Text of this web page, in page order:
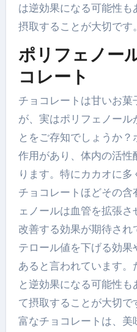
は逆効果になる可能性
摂取することが大切です。
ポリフェノー
コレート
チョコレートは甘いお
が、実はポリフェノー
とをご存知でしょうか
作用があり、体内の活
ります。特にカカオに
チョコレートほどその
ェノールは血管を拡張
改善する効果が期待さ
テロール値を下げる効
あると言われています
と逆効果になる可能性
て摂取することが大切
富なチョコレートは、